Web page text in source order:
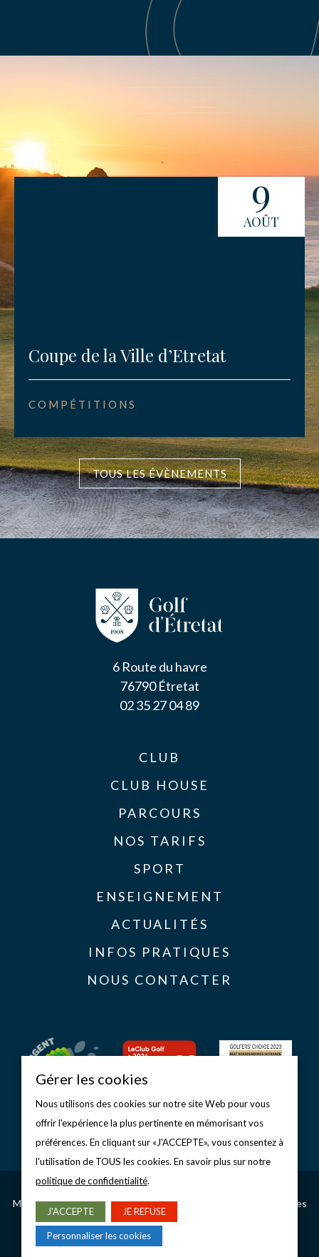
9
AOÛT
Coupe de la Ville d’Etretat
COMPÉTITIONS
TOUS LES ÉVÈNEMENTS
6 Route du havre
76790 Étretat
02 35 27 04 89
CLUB
CLUB HOUSE
PARCOURS
NOS TARIFS
SPORT
ENSEIGNEMENT
ACTUALITÉS
INFOS PRATIQUES
NOUS CONTACTER
Copyright © 2026 Golf d’Étretat
Mentions légales–Politique de confidentialité Gérer les cookies
CONCEPTION & RÉALISATION
Gérer les cookies
Nous utilisons des cookies sur notre site Web pour vous
offrir l'expérience la plus pertinente en mémorisant vos
préférences. En cliquant sur «J'ACCEPTE», vous consentez à
l'utilisation de TOUS les cookies. En savoir plus sur notre
politique de confidentialité.
J'ACCEPTE JE REFUSE
Personnaliser les cookies